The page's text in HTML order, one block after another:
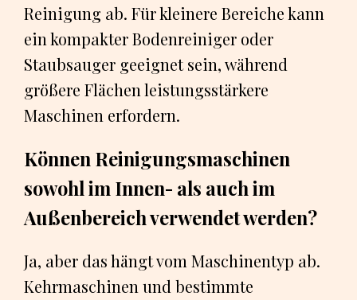
Reinigung ab. Für kleinere Bereiche kann
ein kompakter Bodenreiniger oder
Staubsauger geeignet sein, während
größere Flächen leistungsstärkere
Maschinen erfordern.
Können Reinigungsmaschinen
sowohl im Innen- als auch im
Außenbereich verwendet werden?
Ja, aber das hängt vom Maschinentyp ab.
Kehrmaschinen und bestimmte